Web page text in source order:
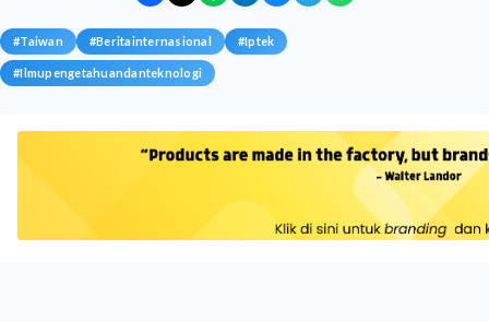
#Taiwan #Beritainternasional #Iptek
#Ilmupengetahuandanteknologi